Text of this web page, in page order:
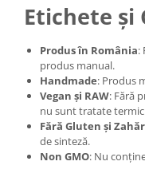
Etichete
Produs în România:
produs manual.
Handmade: Produs
Vegan și RAW: Fără
nu sunt tratate
Fără Gluten și Zahăr
de sinteză.
Non GMO: Nu